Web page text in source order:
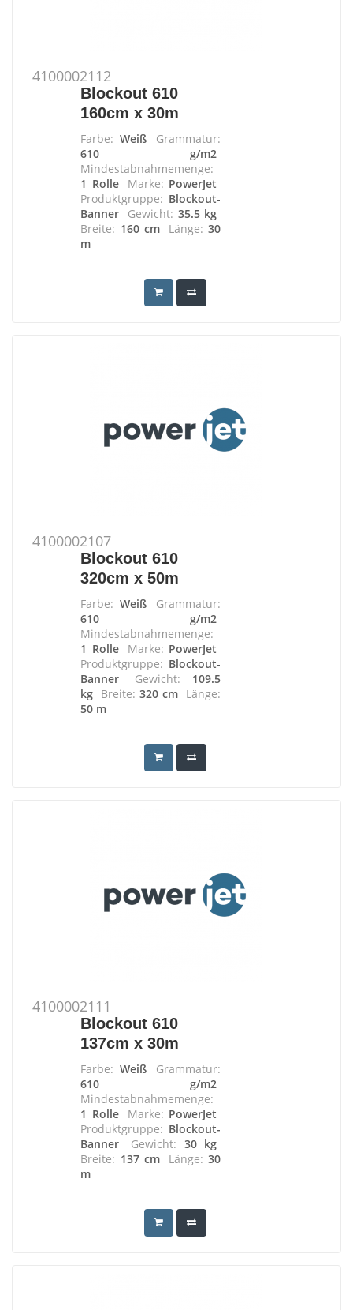
4100002112
Blockout 610
160cm x 30m
Farbe: Weiß
Grammatur:
610 g/m2
Mindestabnahmemenge:
1 Rolle
Marke: PowerJet
Produktgruppe: Blockout-
Banner
Gewicht: 35.5 kg
Breite: 160 cm Länge:30
m
4100002107
Blockout 610
320cm x 50m
Farbe: Weiß
Grammatur:
610 g/m2
Mindestabnahmemenge:
1 Rolle
Marke: PowerJet
Produktgruppe: Blockout-
Banner
Gewicht: 109.5
kg Breite:320 cm Länge:
50 m
4100002111
Blockout 610
137cm x 30m
Farbe: Weiß
Grammatur:
610 g/m2
Mindestabnahmemenge:
1 Rolle
Marke: PowerJet
Produktgruppe: Blockout-
Banner
Gewicht: 30 kg
Breite: 137 cm Länge:30
m